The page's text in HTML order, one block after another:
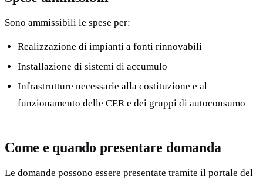
Sono ammissibili le spese per:
Realizzazione di impianti a fonti rinnovabili
Installazione di sistemi di accumulo
Infrastrutture necessarie alla costituzione e al
funzionamento delle CER e dei gruppi di autoconsumo
Come e quando presentare domanda
Le domande possono essere presentate tramite il portale del